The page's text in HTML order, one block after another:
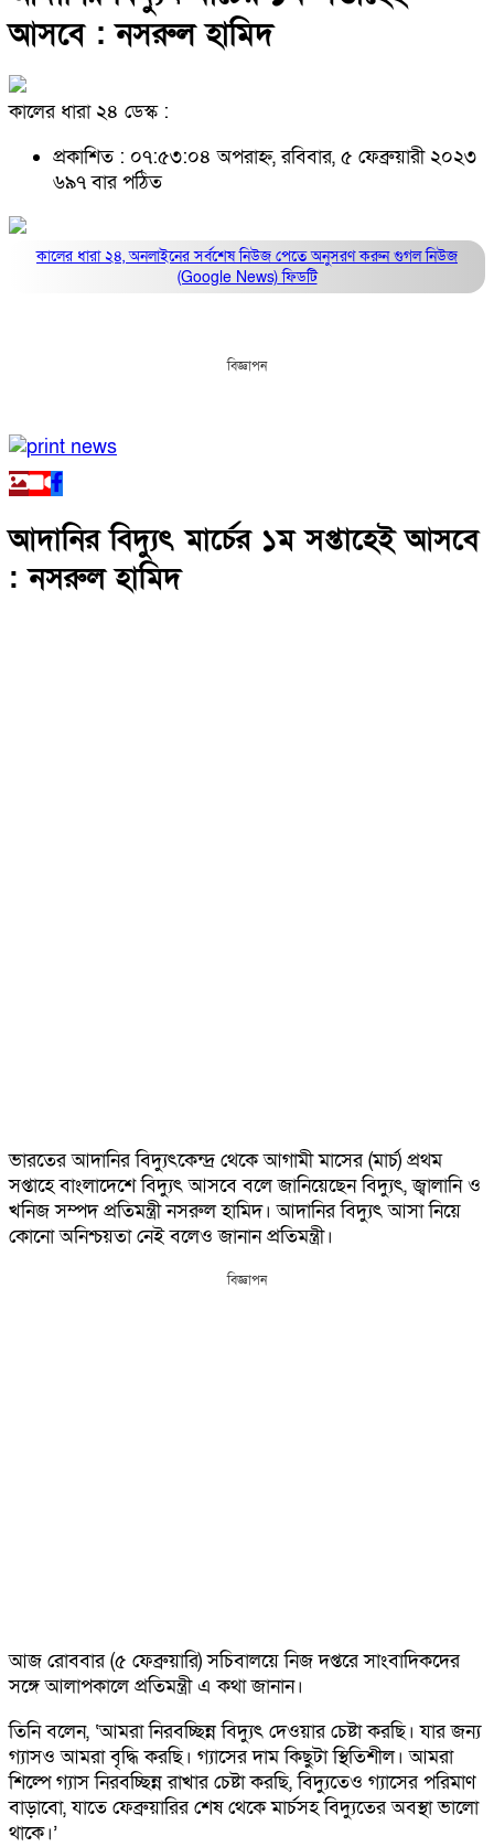
আসবে : নসরুল হামিদ
কালের ধারা ২৪ ডেস্ক :
প্রকাশিত : ০৭:৫৩:০৪ অপরাহ্ন, রবিবার, ৫ ফেব্রুয়ারী ২০২৩
৬৯৭ বার পঠিত
কালের ধারা ২৪, অনলাইনের সর্বশেষ নিউজ পেতে অনুসরণ করুনগুগল নিউজ
(Google News)ফিডটি
বিজ্ঞাপন
আদানির বিদ্যুৎ মার্চের ১ম সপ্তাহেই আসবে
: নসরুল হামিদ
ভারতের আদানির বিদ্যুৎকেন্দ্র থেকে আগামী মাসের (মার্চ) প্রথম
সপ্তাহে বাংলাদেশে বিদ্যুৎ আসবে বলে জানিয়েছেন বিদ্যুৎ, জ্বালানি ও
খনিজ সম্পদ প্রতিমন্ত্রী নসরুল হামিদ। আদানির বিদ্যুৎ আসা নিয়ে
কোনো অনিশ্চয়তা নেই বলেও জানান প্রতিমন্ত্রী।
বিজ্ঞাপন
আজ রোববার (৫ ফেব্রুয়ারি) সচিবালয়ে নিজ দপ্তরে সাংবাদিকদের
সঙ্গে আলাপকালে প্রতিমন্ত্রী এ কথা জানান।
তিনি বলেন, ‘আমরা নিরবচ্ছিন্ন বিদ্যুৎ দেওয়ার চেষ্টা করছি। যার জন্য
গ্যাসও আমরা বৃদ্ধি করছি। গ্যাসের দাম কিছুটা স্থিতিশীল। আমরা
শিল্পে গ্যাস নিরবচ্ছিন্ন রাখার চেষ্টা করছি, বিদ্যুতেও গ্যাসের পরিমাণ
বাড়াবো, যাতে ফেব্রুয়ারির শেষ থেকে মার্চসহ বিদ্যুতের অবস্থা ভালো
থাকে।’